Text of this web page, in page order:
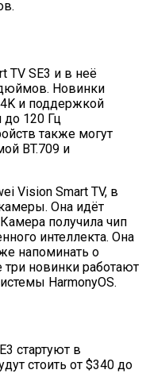
TV SE3 и в неё
Новинки
и поддержкой
120 Гц
также могут
BT.709 и
Vision Smart TV, в
Она идёт
получила чип
интеллекта. Она
напоминать о
три новинки работают
HarmonyOS.
стартуют в
стоить от $340 до